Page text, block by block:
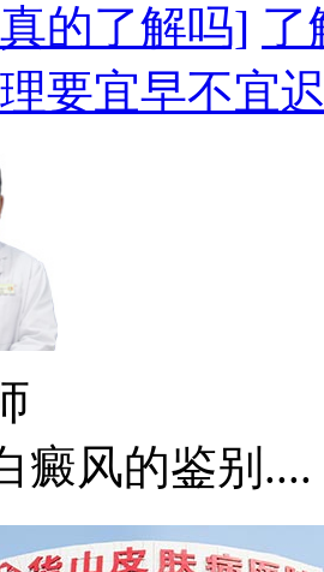
的了解吗] 了
要宜早不宜
癜风的鉴别....